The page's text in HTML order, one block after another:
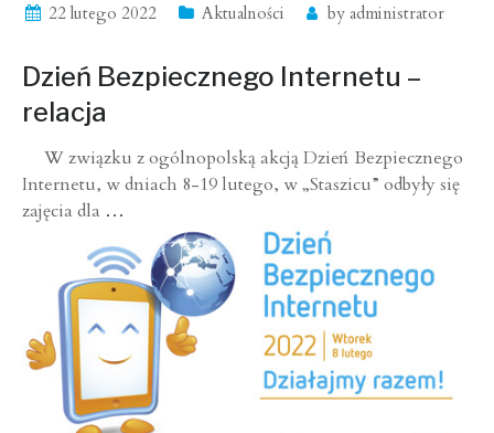
22 lutego 2022 Aktualności by administrator
Dzień Bezpiecznego Internetu –
relacja
W związku z ogólnopolską akcją Dzień Bezpiecznego
Internetu, w dniach 8-19 lutego, w „Staszicu” odbyły się
zajęcia dla …